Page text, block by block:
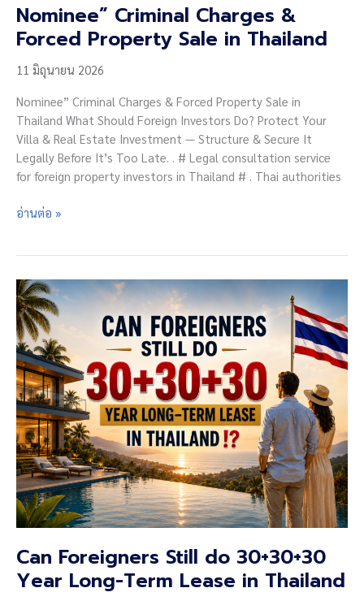
Nominee” Criminal Charges &
Forced Property Sale in Thailand
11 มิถุนายน 2026
Nominee” Criminal Charges & Forced Property Sale in
Thailand What Should Foreign Investors Do? Protect Your
Villa & Real Estate Investment — Structure & Secure It
Legally Before It’s Too Late. . # Legal consultation service
for foreign property investors in Thailand # . Thai authorities
Nominee”
Forced
Property
Sale
in
Thailand
อ่านต่อ »
Can Foreigners Still do 30+30+30
Year Long-Term Lease in Thailand